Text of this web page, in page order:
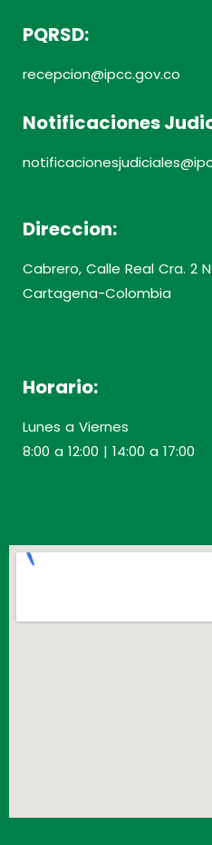
PQRSD:
recepcion@ipcc.gov.co
Notificaciones
Direccion:
Cabrero, Calle Real Cra. 2
Cartagena-Colombia
Horario:
Lunes a Viernes
8:00 a 12:00 | 14:00 a 17:00